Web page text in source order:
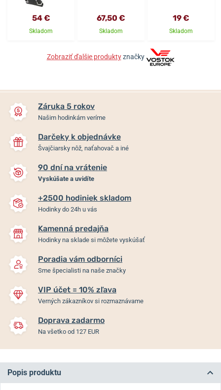
54 €
Skladom
67,50 €
Skladom
19 €
Skladom
Zobraziť ďalšie produktyznačky
Záruka 5 rokov
Našim hodinkám veríme
Darčeky k objednávke
Švajčiarsky nôž, naťahovač a iné
90 dní na vrátenie
Vyskúšate a uvidíte
+2500 hodiniek skladom
Hodinky do 24h u vás
Kamenná predajňa
Hodinky na sklade si môžete vyskúšať
Poradia vám odborníci
Sme špecialisti na naše značky
VIP účet = 10% zľava
Verných zákazníkov si rozmaznávame
Doprava zadarmo
Na všetko od 127 EUR
Popis produktu